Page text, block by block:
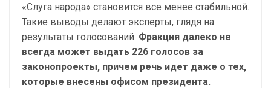
«Слуга народа» становится все менее стабильной.
Такие выводы делают эксперты, глядя на
результаты голосований. Фракция далеко не
всегда может выдать 226 голосов за
законопроекты, причем речь идет даже о тех,
которые внесены офисом президента.